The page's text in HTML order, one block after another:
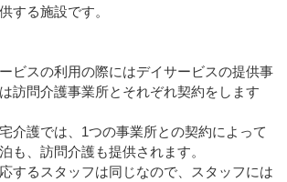
する施設です。
ビスの利用の際にはデイサービスの提供事
訪問介護事業所とそれぞれ契約をします
介護では、1つの事業所との契約によって
も、訪問介護も提供されます。
するスタッフは同じなので、スタッフには